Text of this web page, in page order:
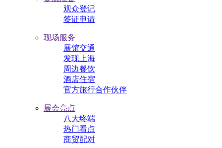
观众登记
签证申请
现场服务
展馆交通
发现上海
周边餐饮
酒店住宿
官方旅行合作伙伴
展会亮点
八大终端
热门看点
商贸配对